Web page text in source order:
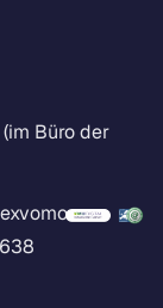
Büro der